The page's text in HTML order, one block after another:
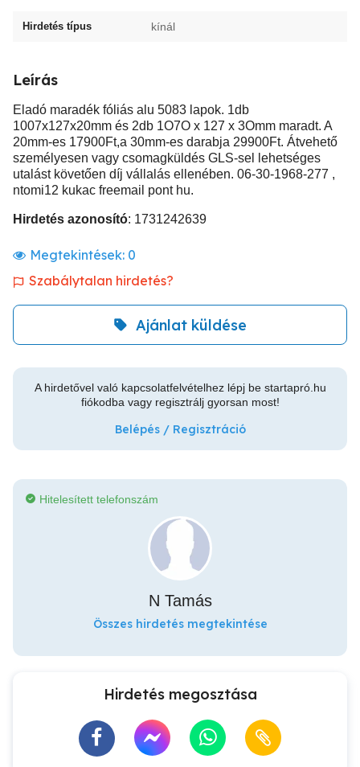
Hirdetés típus kínál
Leírás
Eladó maradék fóliás alu 5083 lapok. 1db
1007x127x20mm és 2db 1O7O x 127 x 3Omm maradt. A
20mm-es 17900Ft,a 30mm-es darabja 29900Ft. Átvehető
személyesen vagy csomagküldés GLS-sel lehetséges
utalást követően díj vállalás ellenében. 06-30-1968-277 ,
ntomi12 kukac freemail pont hu.
Hirdetés azonosító: 1731242639
Megtekintések: 0
Szabálytalan hirdetés?
Ajánlat küldése
A hirdetővel való kapcsolatfelvételhez lépj be startapró.hu
fiókodba vagy regisztrálj gyorsan most!
Belépés / Regisztráció
Hitelesített telefonszám
N Tamás
Összes hirdetés megtekintése
Hirdetés megosztása